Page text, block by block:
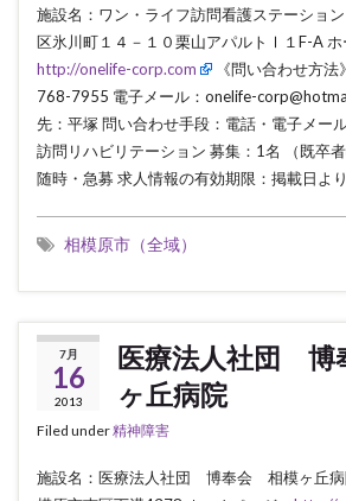
施設名：ワン・ライフ訪問看護ステーショ
区氷川町１４－１０栗山アパルトⅠ１F-A ホ
http://onelife-corp.com
《問い合わせ方
768-7955 電子メール：onelife-
先：平塚 問い合わせ手段：電話・電子メー
訪問リハビリテーション 募集：1名 （既卒
随時・急募 求人情報の有効期限：掲載日よ
相模原市（全域）
7月
16
2013
医療法人社団
ヶ丘病院
Filed under精神障害
施設名：医療法人社団 博奉会 相模ヶ丘病